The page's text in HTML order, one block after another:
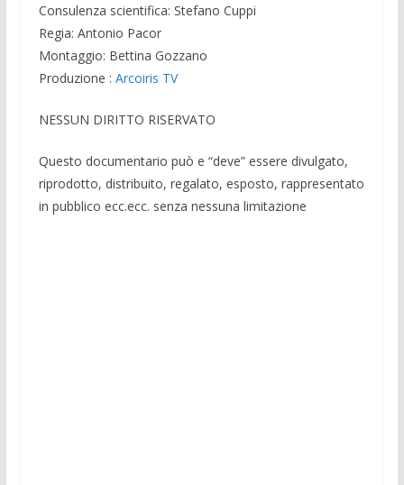
Consulenza scientifica: Stefano Cuppi
Regia: Antonio Pacor
Montaggio: Bettina Gozzano
Produzione : Arcoiris TV
NESSUN DIRITTO RISERVATO
Questo documentario può e “deve” essere divulgato,
riprodotto, distribuito, regalato, esposto, rappresentato
in pubblico ecc.ecc. senza nessuna limitazione